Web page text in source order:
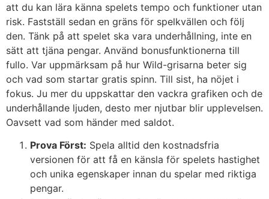
att du kan lära känna spelets tempo och funktioner utan
risk. Fastställ sedan en gräns för spelkvällen och följ
den. Tänk på att spelet ska vara underhållning, inte en
sätt att tjäna pengar. Använd bonusfunktionerna till
fullo. Var uppmärksam på hur Wild-grisarna beter sig
och vad som startar gratis spinn. Till sist, ha nöjet i
fokus. Ju mer du uppskattar den vackra grafiken och de
underhållande ljuden, desto mer njutbar blir upplevelsen.
Oavsett vad som händer med saldot.
Prova Först: Spela alltid den kostnadsfria
versionen för att få en känsla för spelets hastighet
och unika egenskaper innan du spelar med riktiga
pengar.